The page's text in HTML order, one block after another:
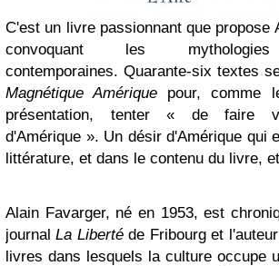
C'est un livre passionnant que propose
convoquant les mythologies
contemporaines. Quarante-six textes
Magnétique Amérique pour, comme
présentation, tenter « de faire
d'Amérique ». Un désir d'Amérique qui
littérature, et dans le contenu du livre,
Alain Favarger, né en 1953, est
journalLa Libertéde Fribourg et
livres dans lesquels la culture occupe